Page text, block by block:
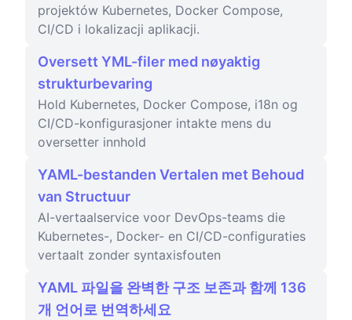
projektów Kubernetes, Docker Compose,
CI/CD i lokalizacji aplikacji.
Oversett YML-filer med nøyaktig
strukturbevaring
Hold Kubernetes, Docker Compose, i18n og
CI/CD-konfigurasjoner intakte mens du
oversetter innhold
YAML-bestanden Vertalen met Behoud
van Structuur
AI-vertaalservice voor DevOps-teams die
Kubernetes-, Docker- en CI/CD-configuraties
vertaalt zonder syntaxisfouten
YAML 파일을 완벽한 구조 보존과 함께 136
개 언어로 번역하세요